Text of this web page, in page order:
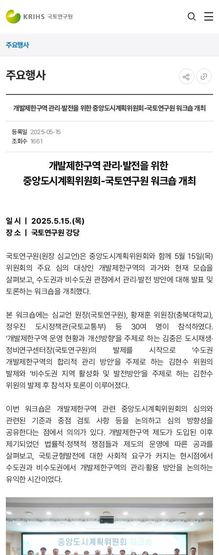
주요행사
주요행사
복사
개발제한구역 관리·발전을 위한 중앙도시계획위원회-국토연구원 워크숍 개최
등록일 2025-05-15
조회수 1661
개발제한구역 관리·발전을 위한
중앙도시계획위원회-국토연구원 워크숍 개최
일 시 ㅣ 2025.5.15.(목)
장 소 ㅣ 국토연구원 강당
국토연구원(원장 심교언)은 중앙도시계획위원회와 함께 5월 15일(목)
위원회의 주요 심의 대상인 개발제한구역의 과거와 현재 모습을
살펴보고, 수도권과 비수도권 관점에서 관리‧발전 방안에 대해 발표 및
토론하는 워크숍을 개최했다.
본 워크숍에는 심교언 원장(국토연구원), 황재훈 위원장(충북대학교),
정우진 도시정책관(국토교통부) 등 30여 명이 참석하였다.
‘개발제한구역 운영 현황과 개선방향’을 주제로 하는 김중은 도시재생·
정비연구센터장(국토연구원)의 발제를 시작으로 ‘수도권
개발제한구역의 합리적 관리 방안’을 주제로 하는 김현수 위원의
발제와 ‘비수도권 지역 활성화 및 발전방안’을 주제로 하는 김한수
위원의 발제 후 참석자 토론이 이루어졌다.
이번 워크숍은 개발제한구역 관련 중앙도시계획위원회의 심의와
관련된 기준과 중점 검토 사항 등을 논의하고 심의 방향성을
공유한다는 점에서 의의가 있다. 개발제한구역 제도가 도입된 이후
제기되었던 법률적·정책적 쟁점들과 제도의 운영에 따른 공과를
살펴보고, 국토균형발전에 대한 사회적 요구가 커지는 현시점에서
수도권과 비수도권에서 개발제한구역의 관리·활용 방안을 논의하는
유익한 시간이었다.